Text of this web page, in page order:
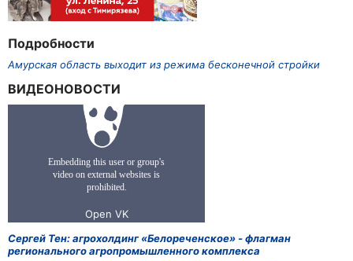
Подробности
Амурская область выходит из режима бесконечной стройки
ВИДЕОНОВОСТИ
Сергей Тен: агрохолдинг «Белореченское» - флагман
регионального агропромышленного комплекса